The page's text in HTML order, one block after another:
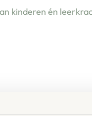
kinderen én